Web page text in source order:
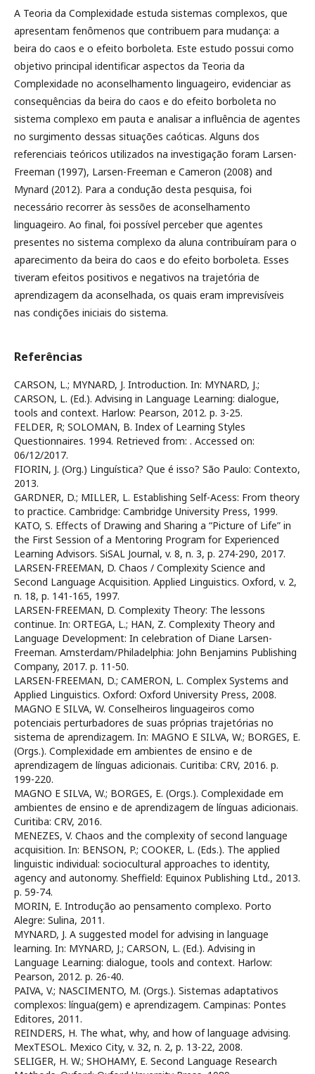
A Teoria da Complexidade estuda sistemas complexos, que
apresentam fenômenos que contribuem para mudança: a
beira do caos e o efeito borboleta. Este estudo possui como
objetivo principal identificar aspectos da Teoria da
Complexidade no aconselhamento linguageiro, evidenciar as
consequências da beira do caos e do efeito borboleta no
sistema complexo em pauta e analisar a influência de agentes
no surgimento dessas situações caóticas. Alguns dos
referenciais teóricos utilizados na investigação foram Larsen-
Freeman (1997), Larsen-Freeman e Cameron (2008) and
Mynard (2012). Para a condução desta pesquisa, foi
necessário recorrer às sessões de aconselhamento
linguageiro. Ao final, foi possível perceber que agentes
presentes no sistema complexo da aluna contribuíram para o
aparecimento da beira do caos e do efeito borboleta. Esses
tiveram efeitos positivos e negativos na trajetória de
aprendizagem da aconselhada, os quais eram imprevisíveis
nas condições iniciais do sistema.
Referências
CARSON, L.; MYNARD, J. Introduction. In: MYNARD, J.;
CARSON, L. (Ed.). Advising in Language Learning: dialogue,
tools and context. Harlow: Pearson, 2012. p. 3-25.
FELDER, R; SOLOMAN, B. Index of Learning Styles
Questionnaires. 1994. Retrieved from: . Accessed on:
06/12/2017.
FIORIN, J. (Org.) Linguística? Que é isso? São Paulo: Contexto,
2013.
GARDNER, D.; MILLER, L. Establishing Self-Acess: From theory
to practice. Cambridge: Cambridge University Press, 1999.
KATO, S. Effects of Drawing and Sharing a “Picture of Life” in
the First Session of a Mentoring Program for Experienced
Learning Advisors. SiSAL Journal, v. 8, n. 3, p. 274-290, 2017.
LARSEN-FREEMAN, D. Chaos / Complexity Science and
Second Language Acquisition. Applied Linguistics. Oxford, v. 2,
n. 18, p. 141-165, 1997.
LARSEN-FREEMAN, D. Complexity Theory: The lessons
continue. In: ORTEGA, L.; HAN, Z. Complexity Theory and
Language Development: In celebration of Diane Larsen-
Freeman. Amsterdam/Philadelphia: John Benjamins Publishing
Company, 2017. p. 11-50.
LARSEN-FREEMAN, D.; CAMERON, L. Complex Systems and
Applied Linguistics. Oxford: Oxford University Press, 2008.
MAGNO E SILVA, W. Conselheiros linguageiros como
potenciais perturbadores de suas próprias trajetórias no
sistema de aprendizagem. In: MAGNO E SILVA, W.; BORGES, E.
(Orgs.). Complexidade em ambientes de ensino e de
aprendizagem de línguas adicionais. Curitiba: CRV, 2016. p.
199-220.
MAGNO E SILVA, W.; BORGES, E. (Orgs.). Complexidade em
ambientes de ensino e de aprendizagem de línguas adicionais.
Curitiba: CRV, 2016.
MENEZES, V. Chaos and the complexity of second language
acquisition. In: BENSON, P.; COOKER, L. (Eds.). The applied
linguistic individual: sociocultural approaches to identity,
agency and autonomy. Sheffield: Equinox Publishing Ltd., 2013.
p. 59-74.
MORIN, E. Introdução ao pensamento complexo. Porto
Alegre: Sulina, 2011.
MYNARD, J. A suggested model for advising in language
learning. In: MYNARD, J.; CARSON, L. (Ed.). Advising in
Language Learning: dialogue, tools and context. Harlow:
Pearson, 2012. p. 26-40.
PAIVA, V.; NASCIMENTO, M. (Orgs.). Sistemas adaptativos
complexos: língua(gem) e aprendizagem. Campinas: Pontes
Editores, 2011.
REINDERS, H. The what, why, and how of language advising.
MexTESOL. Mexico City, v. 32, n. 2, p. 13-22, 2008.
SELIGER, H. W.; SHOHAMY, E. Second Language Research